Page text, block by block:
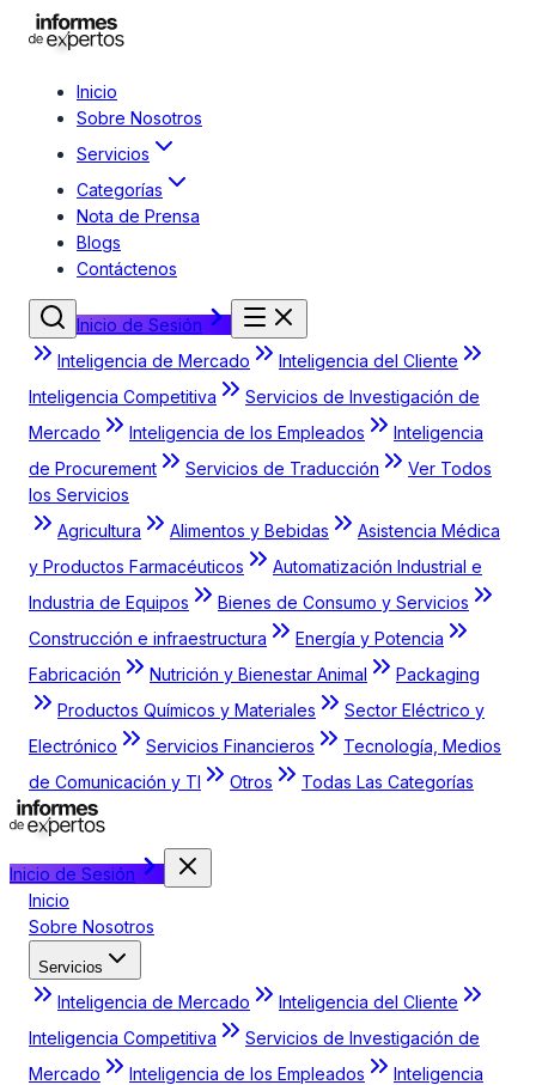
Inicio
Sobre Nosotros
Servicios
Categorías
Nota de Prensa
Blogs
Contáctenos
Inicio de Sesión
Inteligencia de Mercado
Inteligencia del Cliente
Inteligencia Competitiva
Servicios de Investigación de
Mercado
Inteligencia de los Empleados
Inteligencia
de Procurement
Servicios de Traducción
Ver Todos
los Servicios
Agricultura
Alimentos y Bebidas
Asistencia Médica
y Productos Farmacéuticos
Automatización Industrial e
Industria de Equipos
Bienes de Consumo y Servicios
Construcción e infraestructura
Energía y Potencia
Fabricación
Nutrición y Bienestar Animal
Packaging
Productos Químicos y Materiales
Sector Eléctrico y
Electrónico
Servicios Financieros
Tecnología, Medios
de Comunicación y TI
Otros Todas Las Categorías
Inicio de Sesión
Inicio
Sobre Nosotros
Servicios
Inteligencia de Mercado
Inteligencia del Cliente
Inteligencia Competitiva
Servicios de Investigación de
Mercado
Inteligencia de los Empleados
Inteligencia